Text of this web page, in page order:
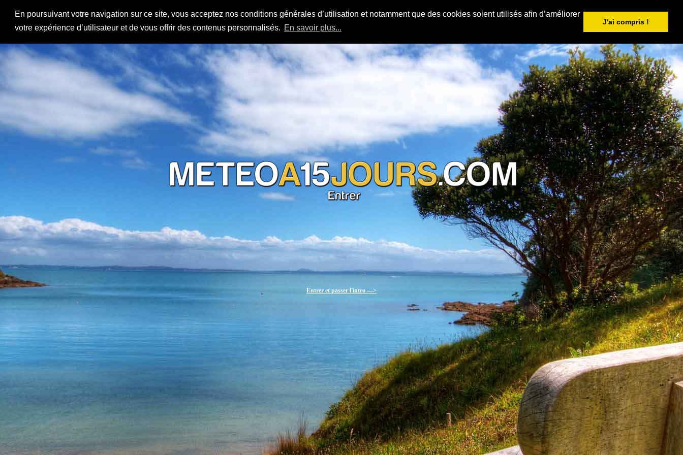
En poursuivant votre navigation sur ce site, vous acceptez nos conditions générales d’utilisation et notamment que des cookies soient utilisés afin d’améliorer
votre expérience d’utilisateur et de vous offrir des contenus personnalisés. En savoir plus...
J'ai compris !
Entrer et passer l'intro --->